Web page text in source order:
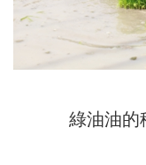
綠油油的